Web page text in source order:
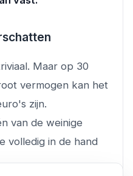
Maar op 30
vermogen kan het
zijn.
van de weinige
volledig in de hand